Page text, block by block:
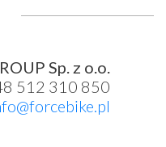
Sp. z o.o.
512 310 850